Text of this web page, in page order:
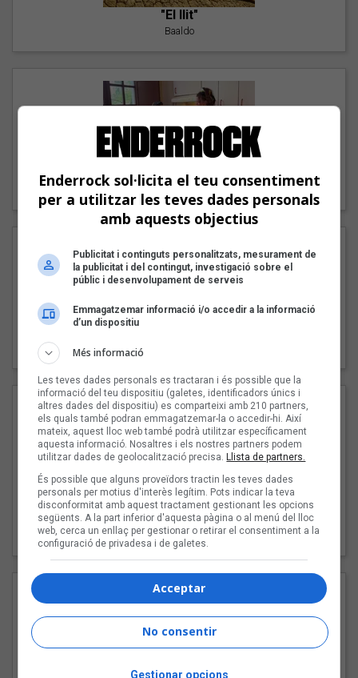
"El llit"
Baaldo
"Lo bueno y lo malo"
Carmen y María
Pep Álvarez amb Joan Muntaner (Xanguito)
"Les cabres"
94 Rules amb Compte
Enderrock sol·licita el teu consentiment
per a utilitzar les teves dades personals
amb aquests objectius
Publicitat i continguts personalitzats, mesurament de
la publicitat i del contingut, investigació sobre el
públic i desenvolupament de serveis
Emmagatzemar informació i/o accedir a la informació
d’un dispositiu
Més informació
Les teves dades personals es tractaran i és possible que la
informació del teu dispositiu (galetes, identificadors únics i
altres dades del dispositiu) es comparteixi amb 210 partners,
els quals també podran emmagatzemar-la o accedir-hi. Així
mateix, aquest lloc web també podrà utilitzar específicament
aquesta informació. Nosaltres i els nostres partners podem
utilitzar dades de geolocalització precisa.Llista de partners.
És possible que alguns proveïdors tractin les teves dades
personals per motius d'interès legítim. Pots indicar la teva
disconformitat amb aquest tractament gestionant les opcions
següents. A la part inferior d'aquesta pàgina o al menú del lloc
web, cerca un enllaç per gestionar o retirar el consentiment a la
configuració de privadesa i de galetes.
Acceptar
No consentir
Gestionar opcions